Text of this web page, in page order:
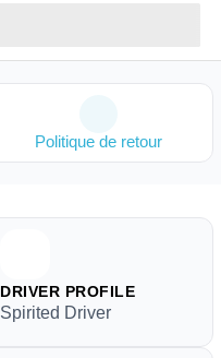
Politique de retour
DRIVER PROFILE
Spirited Driver